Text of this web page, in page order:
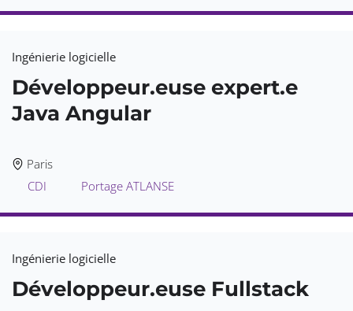
Ingénierie logicielle
Développeur.euse expert.e
Java Angular
Paris
CDI
Portage ATLANSE
Ingénierie logicielle
Développeur.euse Fullstack